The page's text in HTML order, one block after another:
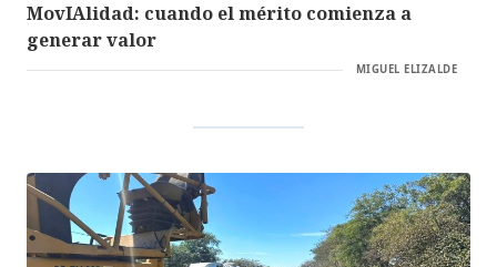
MovIAlidad: cuando el mérito comienza a
generar valor
MIGUEL ELIZALDE